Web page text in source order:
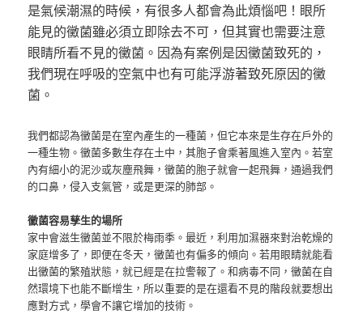
是氣候潮濕的時候，有很多人都會為此煩惱吧！眼所
能見的黴菌雖必須立即除去不可，但其實也需要注意
眼睛所看不見的黴菌。因為有案例是因黴菌致死的，
我們現在呼吸的空氣中也有可能浮游著致死原因的黴
菌。
我們都認為黴菌是在室內產生的一種菌，但它本來是生存在戶外的
一種生物。黴菌多數生存在土中，其胞子會乘著風進入室內。若室
內有細小的泥沙或灰塵飛舞，黴菌的胞子就會一起飛舞，通過我們
的口鼻，侵入支氣管，或是更深的肺部。
黴菌容易孳生的場所
家中會滋生黴菌並不限於梅雨季。最近，利用加濕器來對治乾燥的
家庭增多了，即便在冬天，黴菌也有偏多的傾向。若用眼睛就能看
出黴菌的繁殖狀態，就已經是在拉警報了。和病毒不同，黴菌在自
然環境下也能不斷增生，所以重要的是在還看不見的階段就要想出
應對方式，學會不讓它增加的技術。